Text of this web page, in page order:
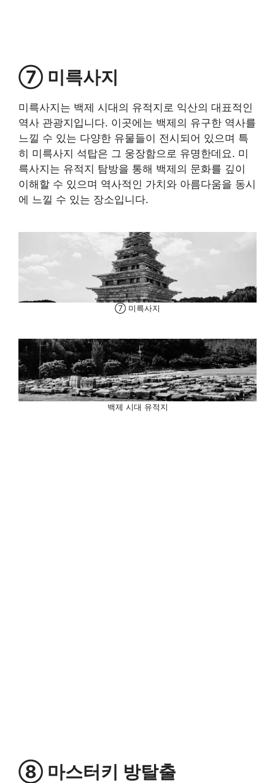
⑦ 미륵사지
미륵사지는 백제 시대의 유적지로 익산의 대표적인
역사 관광지입니다. 이곳에는 백제의 유구한 역사를
느낄 수 있는 다양한 유물들이 전시되어 있으며 특
히 미륵사지 석탑은 그 웅장함으로 유명한데요. 미
륵사지는 유적지 탐방을 통해 백제의 문화를 깊이
이해할 수 있으며 역사적인 가치와 아름다움을 동시
에 느낄 수 있는 장소입니다.
⑦ 미륵사지
백제 시대 유적지
⑧ 마스터키 방탈출